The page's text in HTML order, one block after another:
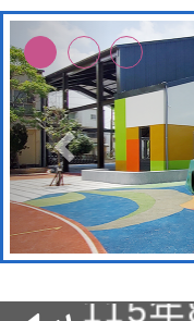
轉知
業技
115